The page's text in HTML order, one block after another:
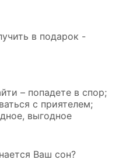
в подарок -
– попадете в спор;
с приятелем;
выгодное
Ваш сон?